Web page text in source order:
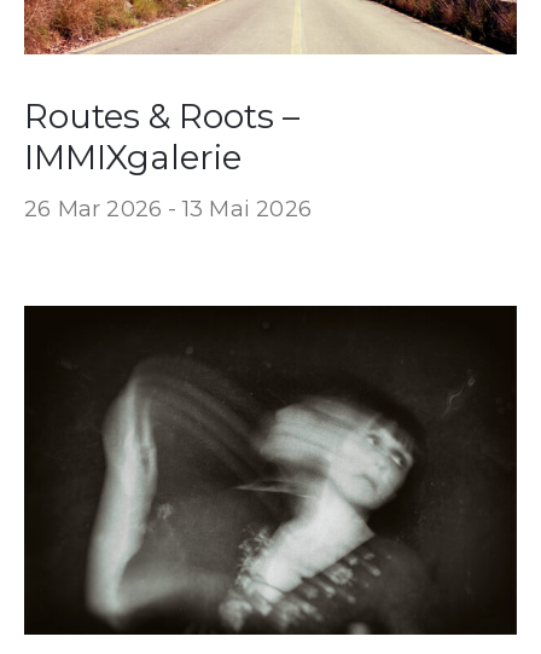
Routes & Roots –
IMMIXgalerie
26 Mar 2026 - 13 Mai 2026